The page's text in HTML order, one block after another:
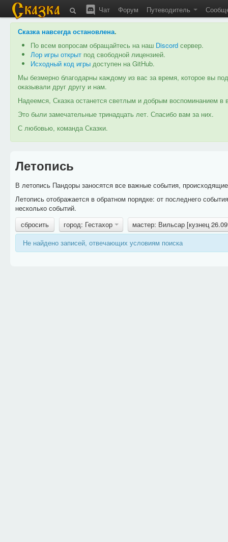
Чат Форум Путеводитель
Сказка навсегда остановлена.
По всем вопросам обращайтесь на наш Discord сервер.
Лор игры открыт под свободной лицензией.
Исходный код игры доступен на GitHub.
Мы безмерно благодарны каждому из вас за время, которое вы
оказывали друг другу и нам.
Надеемся, Сказка останется светлым и добрым воспоминанием
Это были замечательные тринадцать лет. Спасибо вам за них.
С любовью, команда Сказки.
Летопись
В летопись Пандоры заносятся все важные события,
Летопись отображается в обратном порядке: от последнего
несколько событий.
сбросить
город: Гестахор
мастер: Вильсар [кузнец
Не найдено записей, отвечающих условиям поиска